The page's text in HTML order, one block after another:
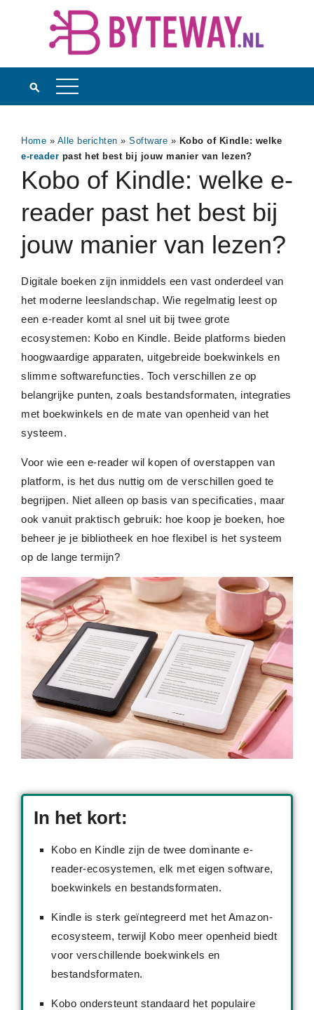
Home » Alle berichten » Software » Kobo of Kindle: welke
e-reader past het best bij jouw manier van lezen?
Kobo of Kindle: welke e-
reader past het best bij
jouw manier van lezen?
Digitale boeken zijn inmiddels een vast onderdeel van
het moderne leeslandschap. Wie regelmatig leest op
een e-reader komt al snel uit bij twee grote
ecosystemen: Kobo en Kindle. Beide platforms bieden
hoogwaardige apparaten, uitgebreide boekwinkels en
slimme softwarefuncties. Toch verschillen ze op
belangrijke punten, zoals bestandsformaten, integraties
met boekwinkels en de mate van openheid van het
systeem.
Voor wie een e-reader wil kopen of overstappen van
platform, is het dus nuttig om de verschillen goed te
begrijpen. Niet alleen op basis van specificaties, maar
ook vanuit praktisch gebruik: hoe koop je boeken, hoe
beheer je je bibliotheek en hoe flexibel is het systeem
op de lange termijn?
In het kort:
Kobo en Kindle zijn de twee dominante e-
reader-ecosystemen, elk met eigen software,
boekwinkels en bestandsformaten.
Kindle is sterk geïntegreerd met het Amazon-
ecosysteem, terwijl Kobo meer openheid biedt
voor verschillende boekwinkels en
bestandsformaten.
Kobo ondersteunt standaard het populaire